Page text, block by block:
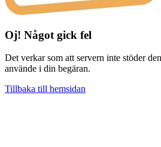
Oj! Något gick fel
Det verkar som att servern inte stöder
använde i din begäran.
Tillbaka till hemsidan